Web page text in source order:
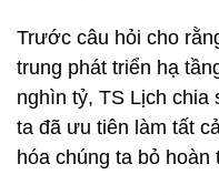
Trước câu hỏi cho
trung phát triển hạ
nghìn tỷ, TS Lịch chia
ta đã ưu tiên làm tất
hóa chúng ta bỏ hoàn